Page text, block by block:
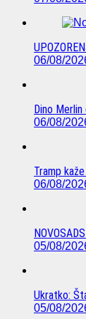
06/08/
Dino
06/08/
Tramp
06/08/
05/08/
Ukratko:
05/08/